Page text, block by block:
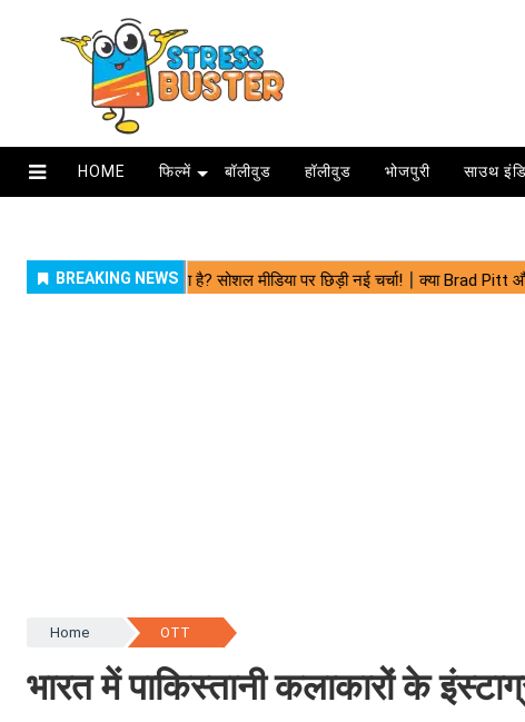
HOME फिल्में बॉलीवुड हॉलीवुड भोजपुरी साउथ
Home OTT
भारत में पाकिस्तानी कलाकारों के